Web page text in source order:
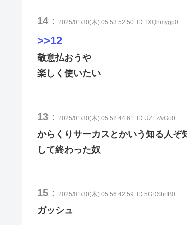
14： 2025/01/30(木) 05:53:52.50 ID:TXQhmygp0
>>12
敬意払おうや
楽しく使いたい
13： 2025/01/30(木) 05:52:44.61 ID:UZEz/vGo0
からくりサーカスとかいう知る人
して終わった奴
15： 2025/01/30(木) 05:56:42.59 ID:5GDShrIB0
ガッシュ